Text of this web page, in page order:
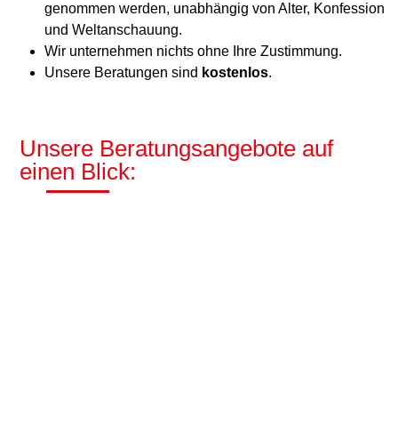
genommen werden, unabhängig von Alter, Konfession
und Weltanschauung.
Wir unternehmen nichts ohne Ihre Zustimmung.
Unsere Beratungen sind kostenlos.
Unsere Beratungsangebote auf
einen Blick: